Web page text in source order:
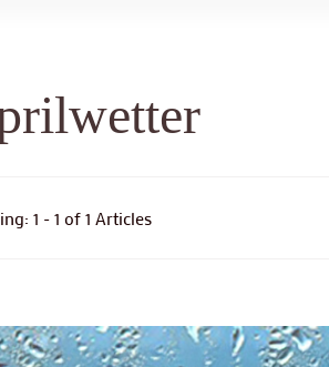
1 - 1 of 1 Articles